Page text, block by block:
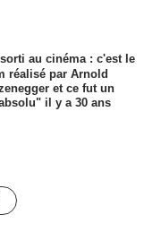
au cinéma : c'est le
réalisé par Arnold
et ce fut un
il y a 30 ans